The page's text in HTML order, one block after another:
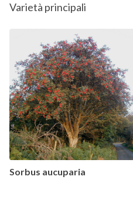
Varietà principali
Sorbus aucuparia